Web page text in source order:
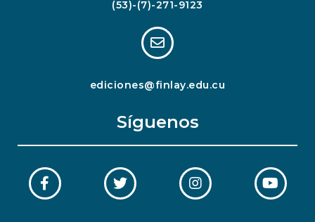
(53)-(7)-271-9123
ediciones@finlay.edu.cu
Síguenos